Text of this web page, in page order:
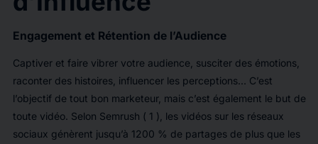
Engagement et Rétention de l’Audience
Captiver et faire vibrer votre audience, susciter des émotions,
raconter des histoires, influencer les perceptions… C’est
l’objectif de tout bon marketeur, mais c’est également le but de
toute vidéo. Selon Semrush ( 1 ), les vidéos sur les réseaux
sociaux génèrent jusqu’à 1200 % de partages de plus que les